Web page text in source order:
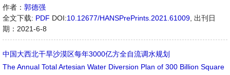
作者： 郭德强
全文下载: PDF DOI:10.12677/HANSPrePrints.2021.61009 出刊日
期：2021-6-8
中国大西北干旱沙漠区每年3000亿方全自流调水规划
The Annual Total Artesian Water Diversion Plan of 300 Billion Square